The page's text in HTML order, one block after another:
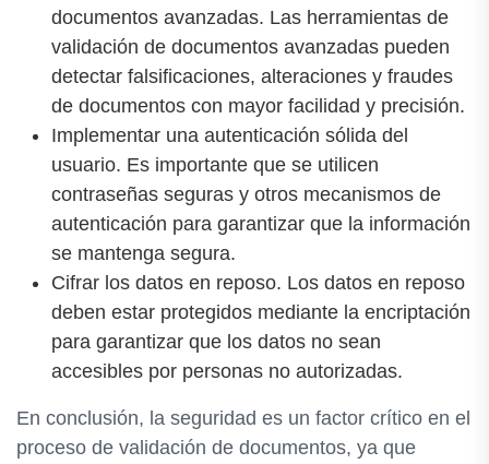
documentos avanzadas. Las herramientas de
validación de documentos avanzadas pueden
detectar falsificaciones, alteraciones y fraudes
de documentos con mayor facilidad y precisión.
Implementar una autenticación sólida del
usuario. Es importante que se utilicen
contraseñas seguras y otros mecanismos de
autenticación para garantizar que la información
se mantenga segura.
Cifrar los datos en reposo. Los datos en reposo
deben estar protegidos mediante la encriptación
para garantizar que los datos no sean
accesibles por personas no autorizadas.
En conclusión, la seguridad es un factor crítico en el
proceso de validación de documentos, ya que